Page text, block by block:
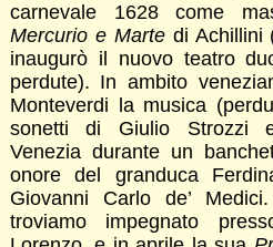
carnevale 1628 come
Mercurio e Marte di Achillini
inaugurò il nuovo teatro
perdute). In ambito
Monteverdi la musica
sonetti di Giulio Strozzi
Venezia durante un
onore del granduca
Giovanni Carlo de’
troviamo impegnato